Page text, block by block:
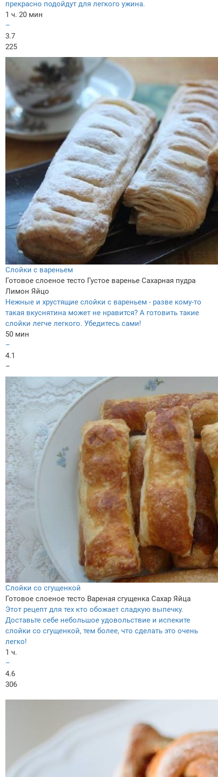
прекрасно подойдут для легкого ужина.
1 ч. 20 мин
–
3.7
225
Слойки с вареньем
Готовое слоеное тесто Густое варенье Сахарная пудра
Лимон Яйцо
Нежные и хрустящие слойки с вареньем - разве кому-то
такая вкуснятина может не нравится? А готовить такие
слойки легче легкого. Убедитесь сами!
50 мин
–
4.1
–
Слойки со сгущенкой
Готовое слоеное тесто Вареная сгущенка Сахар Яйца
Этот рецепт для тех кто обожает сладкую выпечку.
Доставьте себе небольшое удовольствие и испеките
слойки со сгущенкой, тем более, что сделать это очень
легко!
1 ч.
–
4.6
306